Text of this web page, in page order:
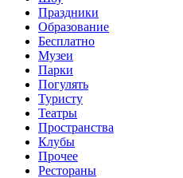
Праздники
Образование
Бесплатно
Музеи
Парки
Погулять
Туристу
Театры
Пространства
Клубы
Прочее
Рестораны